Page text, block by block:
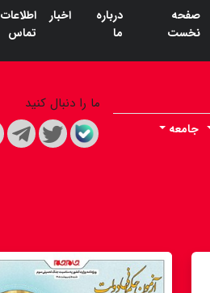
صفحه
نخست
درباره
ما
اخبار
اطلاعات
تماس
جامعه
ما را دنبال کنید